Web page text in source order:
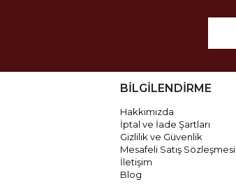
BİLGİLENDİRME
Hakkımızda
İptal ve İade Şartları
Gizlilik ve Güvenlik
Mesafeli Satış Sözleşmesi
İletişim
Blog